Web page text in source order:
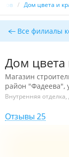
/ Дом цвета и
Все филиалы
Дом цвета
Магазин
район "Фадеева",
Внутренняя отделка,
Отзывы 25